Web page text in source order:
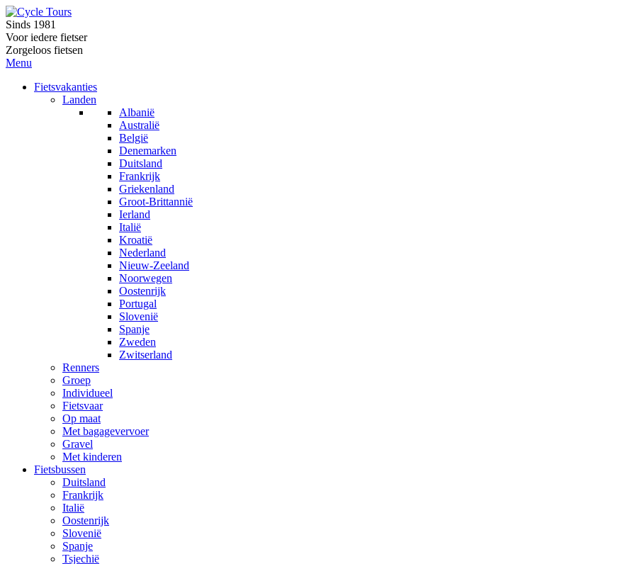
Sinds 1981
Voor iedere fietser
Zorgeloos fietsen
Menu
Fietsvakanties
Landen
Albanië
Australië
België
Denemarken
Duitsland
Frankrijk
Griekenland
Groot-Brittannië
Ierland
Italië
Kroatië
Nederland
Nieuw-Zeeland
Noorwegen
Oostenrijk
Portugal
Slovenië
Spanje
Zweden
Zwitserland
Renners
Groep
Individueel
Fietsvaar
Op maat
Met bagagevervoer
Gravel
Met kinderen
Fietsbussen
Duitsland
Frankrijk
Italië
Oostenrijk
Slovenië
Spanje
Tsjechië